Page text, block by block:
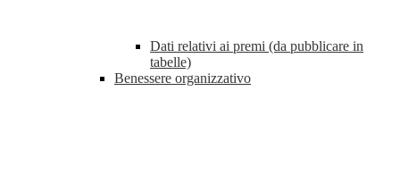
Dati relativi ai premi (da pubblicare in
tabelle)
Benessere organizzativo